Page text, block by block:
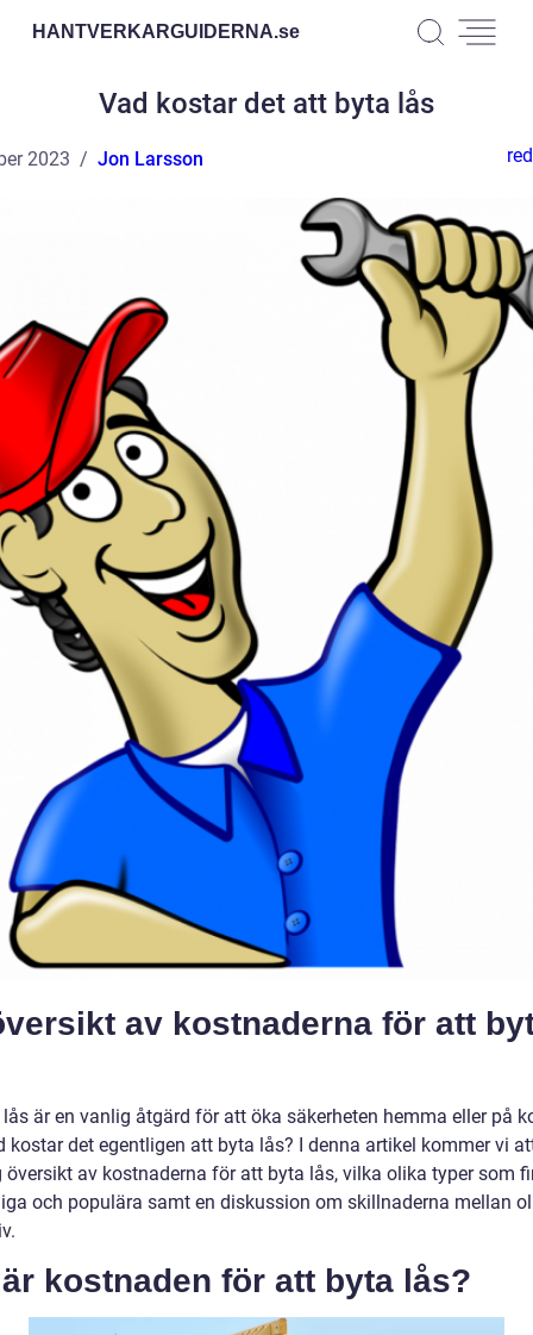
HANTVERKARGUIDERNA.se
Vad kostar det att byta lås
2023 Jon Larsson
av kostnaderna för att
är en vanlig åtgärd för att öka säkerheten hemma eller på
kostar det egentligen att byta lås? I denna artikel kommer vi
översikt av kostnaderna för att byta lås, vilka olika typer som
och populära samt en diskussion om skillnaderna mellan
kostnaden för att byta lås?